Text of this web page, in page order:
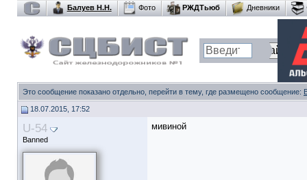
Балуев Н.Н. Фото РЖДТьюб Дневники
Это сообщение показано отдельно, перейти в тему, где размещено сообщение:
18.07.2015, 17:52
U-54
Banned
мивиной